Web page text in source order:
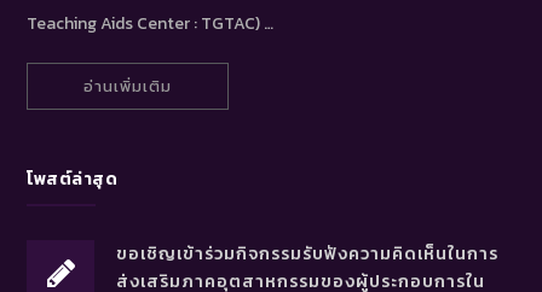
Teaching Aids Center : TGTAC) …
อ่านเพิ่มเติม
โพสต์ล่าสุด
ขอเชิญเข้าร่วมกิจกรรมรับฟังความคิดเห็นในการ
ส่งเสริมภาคอุตสาหกรรมของผู้ประกอบการใน